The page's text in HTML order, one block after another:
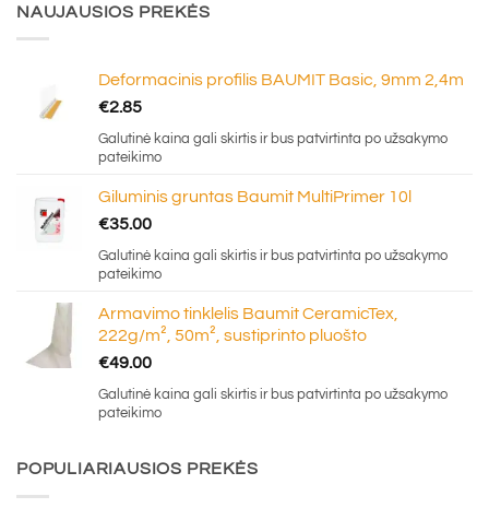
NAUJAUSIOS PREKĖS
Deformacinis profilis BAUMIT Basic, 9mm 2,4m
€2.85
Galutinė kaina gali skirtis ir bus patvirtinta po užsakymo
pateikimo
Giluminis gruntas Baumit MultiPrimer 10l
€35.00
Galutinė kaina gali skirtis ir bus patvirtinta po užsakymo
pateikimo
Armavimo tinklelis Baumit CeramicTex,
222g/m², 50m², sustiprinto pluošto
€49.00
Galutinė kaina gali skirtis ir bus patvirtinta po užsakymo
pateikimo
POPULIARIAUSIOS PREKĖS